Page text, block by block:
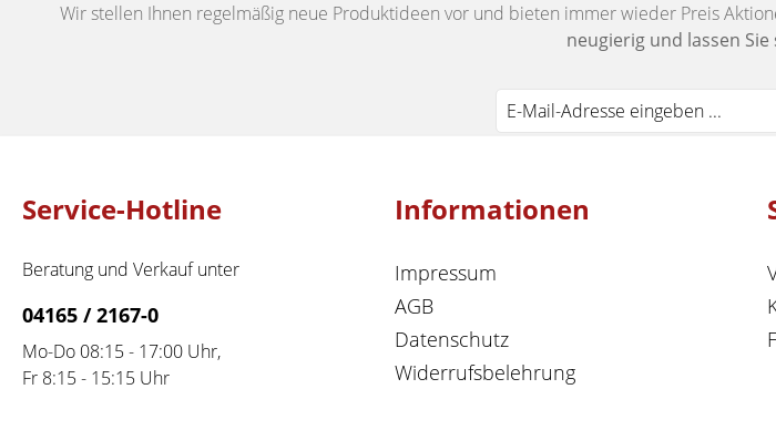
Wir stellen Ihnen regelmäßig neue Produktideen vor und bieten immer wieder Preis
neugierig und lassen
Service-Hotline
Beratung und Verkauf unter
04165 / 2167-0
Mo-Do 08:15 - 17:00 Uhr,
Fr 8:15 - 15:15 Uhr
Informationen
Impressum
AGB
Datenschutz
Widerrufsbelehrung